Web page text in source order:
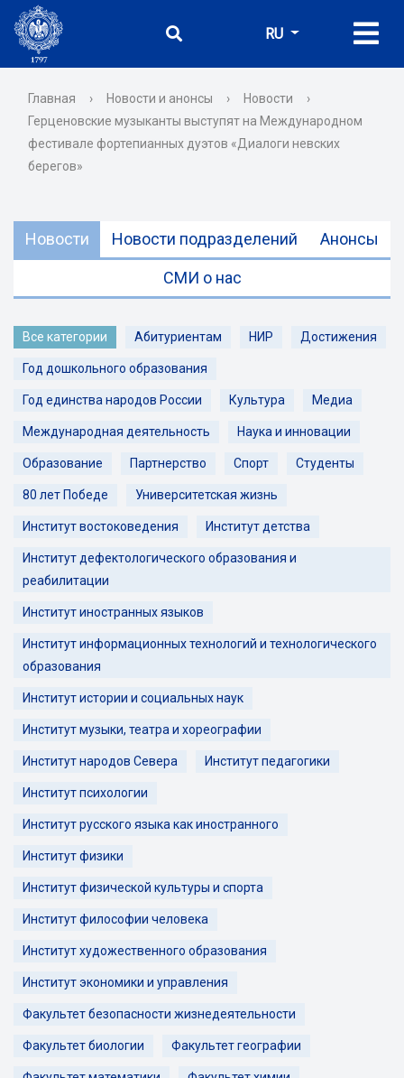
RU
Главная › Новости и анонсы › Новости
›
Герценовские музыканты выступят на Международном
фестивале фортепианных дуэтов «Диалоги невских
берегов»
Новости Новости подразделений Анонсы
СМИ о нас
Все категории Абитуриентам НИР Достижения
Год дошкольного образования
Год единства народов России Культура Медиа
Международная деятельность Наука и инновации
Образование Партнерство Спорт Студенты
80 лет Победе Университетская жизнь
Институт востоковедения Институт детства
Институт дефектологического образования и
реабилитации
Институт иностранных языков
Институт информационных технологий и технологического
образования
Институт истории и социальных наук
Институт музыки, театра и хореографии
Институт народов Севера Институт педагогики
Институт психологии
Институт русского языка как иностранного
Институт физики
Институт физической культуры и спорта
Институт философии человека
Институт художественного образования
Институт экономики и управления
Факультет безопасности жизнедеятельности
Факультет биологии Факультет географии